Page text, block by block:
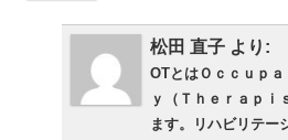
松田 直子 より:
OTとはＯｃｃｕｐ
ｙ（Ｔｈｅｒａｐｉ
ます。リハビリテー